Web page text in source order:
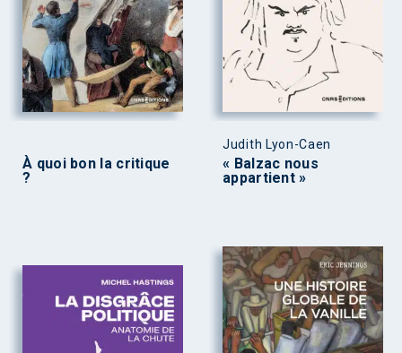
À quoi bon la critique
?
Judith Lyon-Caen
« Balzac nous
appartient »